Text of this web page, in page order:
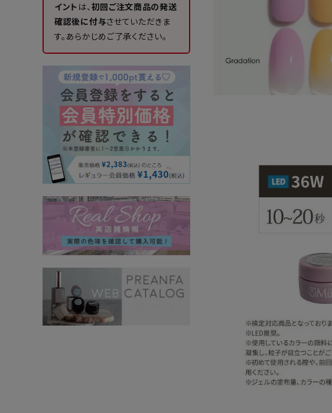
イント は、初回ご注文商品の発送
確認後に付与させていただきま
す。あらかじめご了承ください。